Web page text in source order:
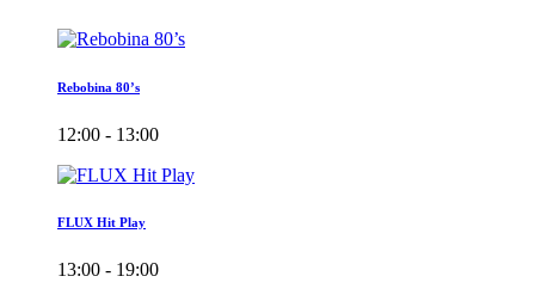
Rebobina 80’s
12:00 - 13:00
FLUX Hit Play
13:00 - 19:00